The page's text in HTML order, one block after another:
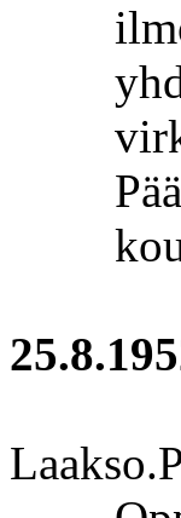
Laakso